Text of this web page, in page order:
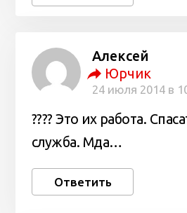
Алексей
Юрчик
24 июля 2014 в
???? Это их работа.
служба. Мда…
Ответить